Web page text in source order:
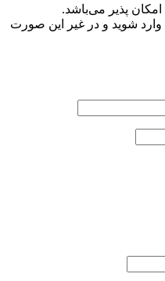
پذیر می‌باشد.
شوید و در غیر این صورت